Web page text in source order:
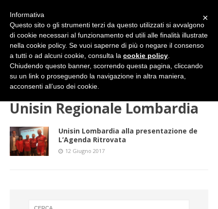
Unisin Regionale Lombardia
Unisin Regionale Lombardia
Unisin Lombardia alla presentazione de
L’Agenda Ritrovata
12 Giugno 2017
×
Informativa
Questo sito o gli strumenti terzi da questo utilizzati si avvalgono
di cookie necessari al funzionamento ed utili alle finalità illustrate
nella cookie policy. Se vuoi saperne di più o negare il consenso
a tutti o ad alcuni cookie, consulta la cookie policy
Chiudendo questo banner, scorrendo questa pagina, cliccando
su un link o proseguendo la navigazione in altra maniera,
acconsenti all’uso dei cookie.